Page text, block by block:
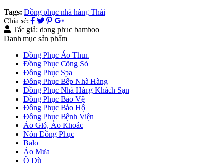
Tags: Đồng phục nhà hàng Thái
Chia sẻ:
Tác giả: dong phuc bamboo
Danh mục sản phẩm
Đồng Phục Áo Thun
Đồng Phục Công Sở
Đồng Phục Spa
Đồng Phục Bếp Nhà Hàng
Đồng Phục Nhà Hàng Khách Sạn
Đồng Phục Bảo Vệ
Đồng Phục Bảo Hộ
Đồng Phục Bệnh Viện
Áo Gió, Áo Khoác
Nón Đồng Phục
Balo
Áo Mưa
Ô Dù